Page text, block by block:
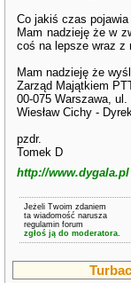
Co jakiś czas
Mam nadzieję że w
coś na lepsze wraz z
Mam nadzieję że
Zarząd Majątkiem
00-075 Warszawa,
Wiesław Cichy -
pzdr.
Tomek D
http://www.dygala.pl
Jeżeli Twoim zdaniem
ta wiadomość narusza
regulamin forum
zgłoś ją do moderatora.